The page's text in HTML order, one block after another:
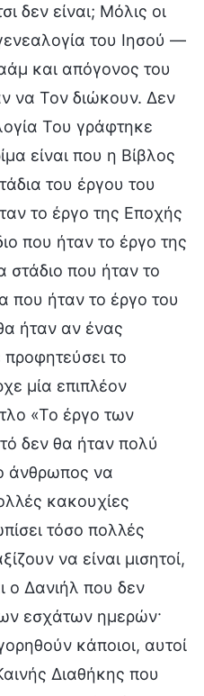
δεν είναι; Μόλις οι
του Ιησού —
και απόγονος του
να Τον διώκουν. Δεν
Του γράφτηκε
είναι που η Βίβλος
του έργου του
το έργο της Εποχής
που ήταν το έργο της
στάδιο που ήταν το
που ήταν το έργο του
ήταν αν ένας
το
μία επιπλέον
«Το έργο των
δεν θα ήταν πολύ
άνθρωπος να
κακουχίες
τόσο πολλές
να είναι μισητοί,
ο Δανιήλ που δεν
εσχάτων ημερών·
κάποιοι, αυτοί
Διαθήκης που